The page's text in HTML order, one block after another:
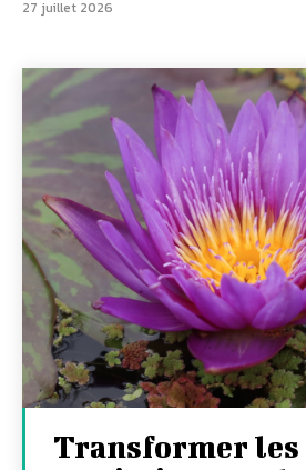
27 juillet 2026
Transformer les